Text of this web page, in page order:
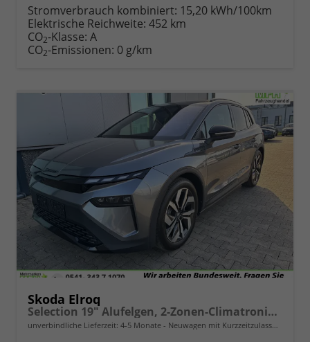
Stromverbrauch kombiniert: 15,20 kWh/100km
Elektrische Reichweite: 452 km
CO2-Klasse: A
CO2-Emissionen: 0 g/km
Skoda Elroq
Selection 19" Alufelgen, 2-Zonen-Climatronic, Sitzheizung, Parksensoren vorn/hinten, Rückfahrkamera, SunSet, Infotainment 13" + NAVIGATION, Beheizbares M-Lederlenkrad, Alarm, Dachreling
unverbindliche Lieferzeit: 4-5 Monate Neuwagen mit Kurzzeitzulassung